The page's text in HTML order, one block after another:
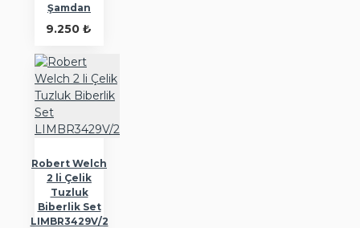
Şamdan
9.250 ₺
Robert Welch
2 li Çelik
Tuzluk
Biberlik Set
LIMBR3429V/2